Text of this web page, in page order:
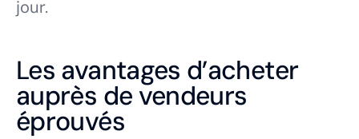
jour.
Les avantages d’acheter
auprès de vendeurs
éprouvés